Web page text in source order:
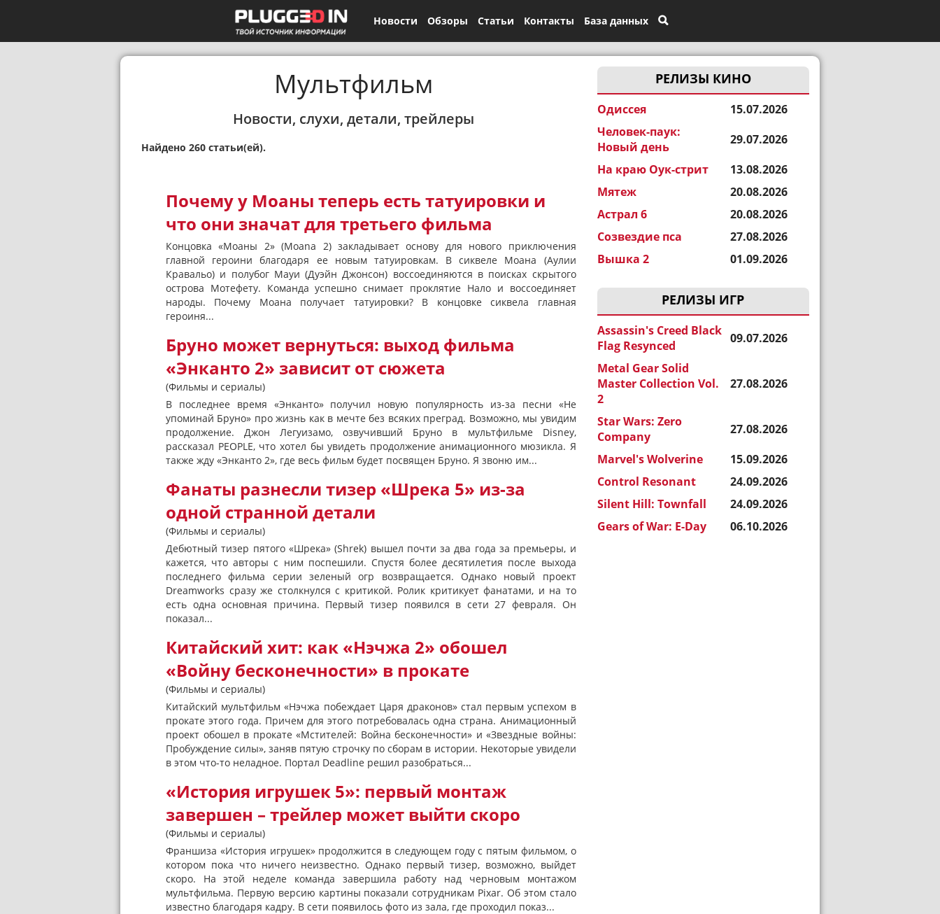
Новости Обзоры Статьи Контакты База данных
РЕЛИЗЫ КИНО
Одиссея
15.07.2026
Человек-паук:
Новый день
29.07.2026
На краю Оук-стрит
13.08.2026
Мятеж
20.08.2026
Астрал 6
20.08.2026
Созвездие пса
27.08.2026
Вышка 2
01.09.2026
РЕЛИЗЫ ИГР
Assassin's Creed Black
Flag Resynced
09.07.2026
Metal Gear Solid
Master Collection Vol.
2
27.08.2026
Star Wars: Zero
Company
27.08.2026
Marvel's Wolverine
15.09.2026
Control Resonant
24.09.2026
Silent Hill: Townfall
24.09.2026
Gears of War: E-Day
06.10.2026
Мультфильм
Новости, слухи, детали, трейлеры
Найдено 260 статьи(ей).
Почему у Моаны теперь есть татуировки и
что они значат для третьего фильма
Концовка «Моаны 2» (Moana 2) закладывает основу для нового приключения
главной героини благодаря ее новым татуировкам. В сиквеле Моана (Аулии
Кравальо) и полубог Мауи (Дуэйн Джонсон) воссоединяются в поисках скрытого
острова Мотефету. Команда успешно снимает проклятие Нало и воссоединяет
народы. Почему Моана получает татуировки? В концовке сиквела главная
героиня...
Бруно может вернуться: выход фильма
«Энканто 2» зависит от сюжета
(Фильмы и сериалы)
В последнее время «Энканто» получил новую популярность из-за песни «Не
упоминай Бруно» про жизнь как в мечте без всяких преград. Возможно, мы увидим
продолжение. Джон Легуизамо, озвучивший Бруно в мультфильме Disney,
рассказал PEOPLE, что хотел бы увидеть продолжение анимационного мюзикла. Я
также жду «Энканто 2», где весь фильм будет посвящен Бруно. Я звоню им...
Фанаты разнесли тизер «Шрека 5» из-за
одной странной детали
(Фильмы и сериалы)
Дебютный тизер пятого «Шрека» (Shrek) вышел почти за два года за премьеры, и
кажется, что авторы с ним поспешили. Спустя более десятилетия после выхода
последнего фильма серии зеленый огр возвращается. Однако новый проект
Dreamworks сразу же столкнулся с критикой. Ролик критикует фанатами, и на то
есть одна основная причина. Первый тизер появился в сети 27 февраля. Он
показал...
Китайский хит: как «Нэчжа 2» обошел
«Войну бесконечности» в прокате
(Фильмы и сериалы)
Китайский мультфильм «Нэчжа побеждает Царя драконов» стал первым успехом в
прокате этого года. Причем для этого потребовалась одна страна. Анимационный
проект обошел в прокате «Мстителей: Война бесконечности» и «Звездные войны:
Пробуждение силы», заняв пятую строчку по сборам в истории. Некоторые увидели
в этом что-то неладное. Портал Deadline решил разобраться...
«История игрушек 5»: первый монтаж
завершен – трейлер может выйти скоро
(Фильмы и сериалы)
Франшиза «История игрушек» продолжится в следующем году с пятым фильмом, о
котором пока что ничего неизвестно. Однако первый тизер, возможно, выйдет
скоро. На этой неделе команда завершила работу над черновым монтажом
мультфильма. Первую версию картины показали сотрудникам Pixar. Об этом стало
известно благодаря кадру. В сети появилось фото из зала, где проходил показ...